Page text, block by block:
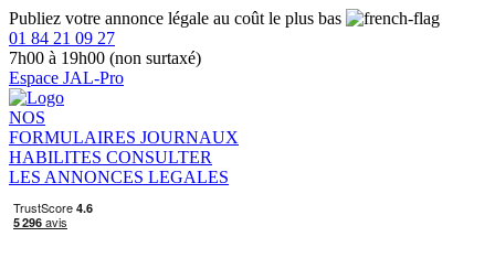
Publiez votre annonce légale au coût le plus bas
01 84 21 09 27
7h00 à 19h00 (non surtaxé)
Espace JAL-Pro
NOS
FORMULAIRES JOURNAUX
HABILITES CONSULTER
LES ANNONCES LEGALES